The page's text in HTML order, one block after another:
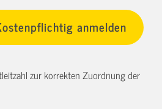
zur korrekten Zuordnung der